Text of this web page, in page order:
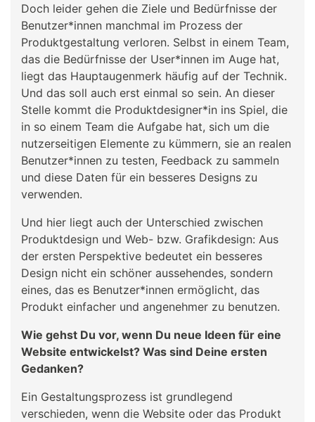
Doch leider gehen die Ziele und Bedürfnisse der
Benutzer*innen manchmal im Prozess der
Produktgestaltung verloren. Selbst in einem Team,
das die Bedürfnisse der User*innen im Auge hat,
liegt das Hauptaugenmerk häufig auf der Technik.
Und das soll auch erst einmal so sein. An dieser
Stelle kommt die Produktdesigner*in ins Spiel, die
in so einem Team die Aufgabe hat, sich um die
nutzerseitigen Elemente zu kümmern, sie an realen
Benutzer*innen zu testen, Feedback zu sammeln
und diese Daten für ein besseres Designs zu
verwenden.
Und hier liegt auch der Unterschied zwischen
Produktdesign und Web- bzw. Grafikdesign: Aus
der ersten Perspektive bedeutet ein besseres
Design nicht ein schöner aussehendes, sondern
eines, das es Benutzer*innen ermöglicht, das
Produkt einfacher und angenehmer zu benutzen.
Wie gehst Du vor, wenn Du neue Ideen für eine
Website entwickelst? Was sind Deine ersten
Gedanken?
Ein Gestaltungsprozess ist grundlegend
verschieden, wenn die Website oder das Produkt